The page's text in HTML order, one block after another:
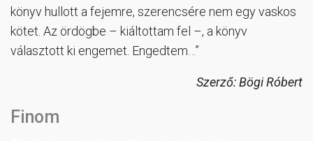
könyv hullott a fejemre, szerencsére nem egy vaskos
kötet. Az ördögbe – kiáltottam fel –, a könyv
választott ki engemet. Engedtem…”
Szerző: Bögi Róbert
Finom